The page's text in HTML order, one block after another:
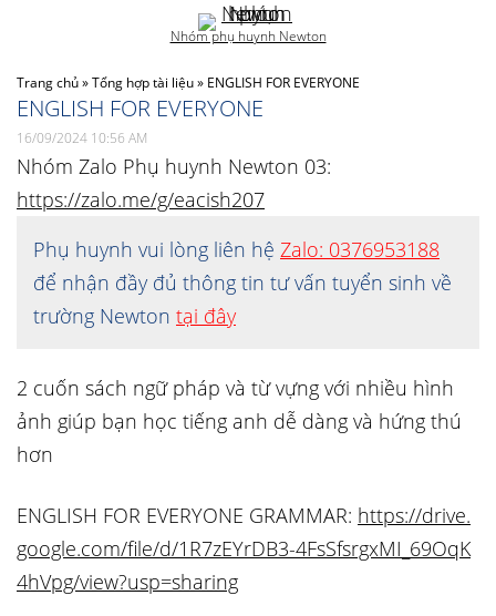
Trang chủ»Tổng hợp tài liệu» ENGLISH FOR EVERYONE
ENGLISH FOR EVERYONE
16/09/2024 10:56 AM
Nhóm Zalo Phụ huynh Newton 03:
https://zalo.me/g/eacish207
Phụ huynh vui lòng liên hệ Zalo: 0376953188
để nhận đầy đủ thông tin tư vấn tuyển sinh về
trường Newton tại đây
2 cuốn sách ngữ pháp và từ vựng với nhiều hình
ảnh giúp bạn học tiếng anh dễ dàng và hứng thú
hơn
ENGLISH FOR EVERYONE GRAMMAR: https://drive.
google.com/file/d/1R7zEYrDB3-4FsSfsrgxMI_69OqK
4hVpg/view?usp=sharing
Nhóm phụ huynh Newton